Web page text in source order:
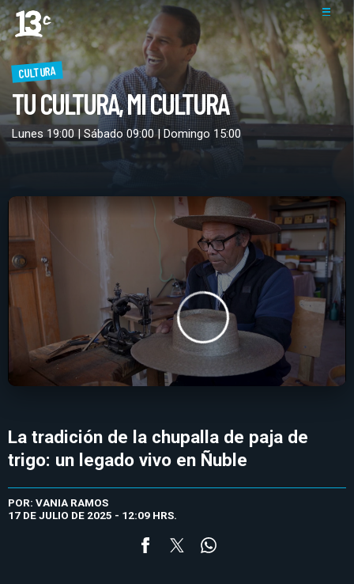
CULTURA
TU CULTURA, MI CULTURA
Lunes 19:00 | Sábado 09:00 | Domingo 15:00
La tradición de la chupalla de paja de
trigo: un legado vivo en Ñuble
POR: VANIA RAMOS
17 DE JULIO DE 2025 - 12:09 HRS.